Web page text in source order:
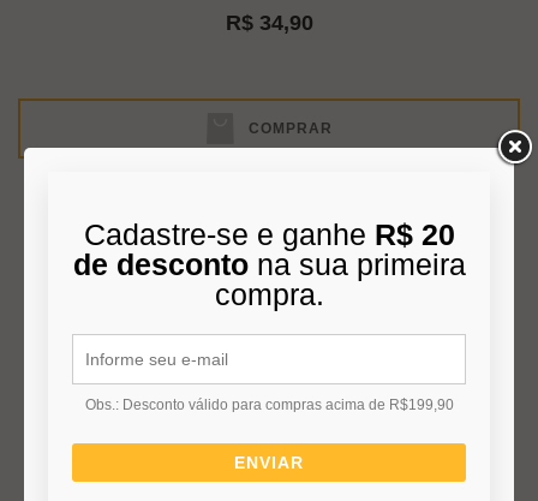
R$ 34,90
COMPRAR
Cadastre-se e ganhe R$ 20
de descontona sua primeira
compra.
Obs.: Desconto válido para compras acima de R$199,90
ENVIAR